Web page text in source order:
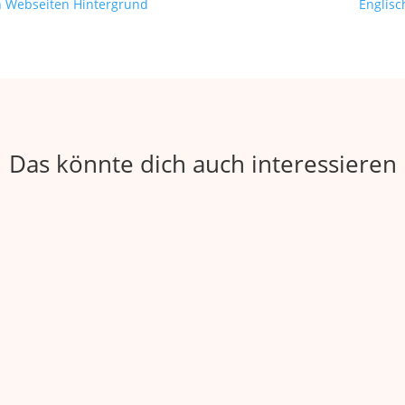
Hintergrund
Das könnte dich auch interessieren